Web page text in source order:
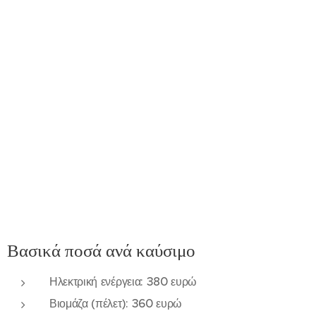
Βασικά ποσά ανά καύσιμο
Ηλεκτρική ενέργεια: 380 ευρώ
Βιομάζα (πέλετ): 360 ευρώ